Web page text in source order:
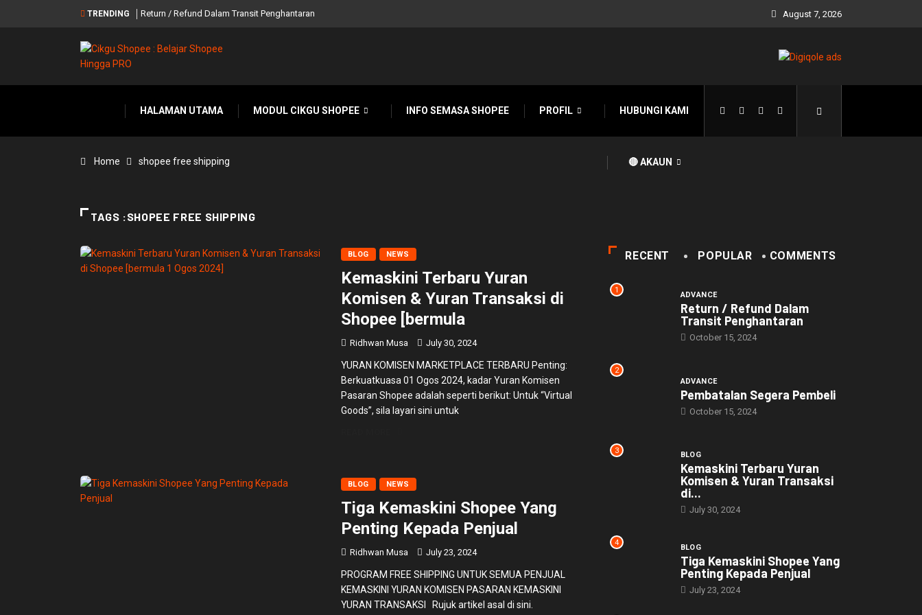
TRENDING Return / Refund Dalam Transit Penghantaran August 7, 2026
HALAMAN UTAMA MODUL CIKGU SHOPEE INFO SEMASA SHOPEE PROFIL HUBUNGI KAMI
🔴 AKAUN
Home shopee free shipping
TAGS :SHOPEE FREE SHIPPING
BLOG NEWS
Kemaskini Terbaru Yuran
Komisen & Yuran Transaksi di
Shopee [bermula
Ridhwan Musa July 30, 2024
YURAN KOMISEN MARKETPLACE TERBARU Penting:
Berkuatkuasa 01 Ogos 2024, kadar Yuran Komisen
Pasaran Shopee adalah seperti berikut: Untuk “Virtual
Goods”, sila layari sini untuk
BLOG NEWS
Tiga Kemaskini Shopee Yang
Penting Kepada Penjual
Ridhwan Musa July 23, 2024
PROGRAM FREE SHIPPING UNTUK SEMUA PENJUAL
KEMASKINI YURAN KOMISEN PASARAN KEMASKINI
YURAN TRANSAKSI Rujuk artikel asal di sini.
RECENT POPULAR COMMENTS
1 ADVANCE
Return / Refund Dalam
Transit Penghantaran
October 15, 2024
2
ADVANCE
Pembatalan Segera Pembeli
October 15, 2024
3 BLOG
Kemaskini Terbaru Yuran
Komisen & Yuran Transaksi
di...
July 30, 2024
4 BLOG
Tiga Kemaskini Shopee Yang
Penting Kepada Penjual
July 23, 2024